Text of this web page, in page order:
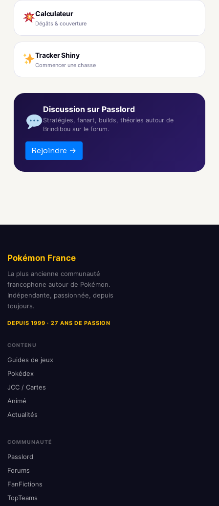
Calculateur
Dégâts & couverture
Tracker Shiny
Commencer une chasse
Discussion sur Passlord
Stratégies, fanart, builds, théories autour de
Brindibou sur le forum.
Rejoindre →
Pokémon France
La plus ancienne communauté
francophone autour de Pokémon.
Indépendante, passionnée, depuis
toujours.
DEPUIS 1999 · 27 ANS DE PASSION
CONTENU
Guides de jeux
Pokédex
JCC / Cartes
Animé
Actualités
COMMUNAUTÉ
Passlord
Forums
FanFictions
TopTeams